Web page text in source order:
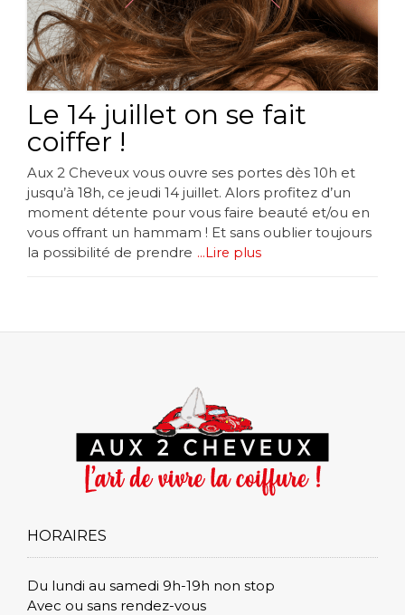
Le 14 juillet on se fait
coiffer !
Aux 2 Cheveux vous ouvre ses portes dès 10h et
jusqu’à 18h, ce jeudi 14 juillet. Alors profitez d’un
moment détente pour vous faire beauté et/ou en
vous offrant un hammam ! Et sans oublier toujours
la possibilité de prendre ...Lire plus
HORAIRES
Du lundi au samedi 9h-19h non stop
Avec ou sans rendez-vous